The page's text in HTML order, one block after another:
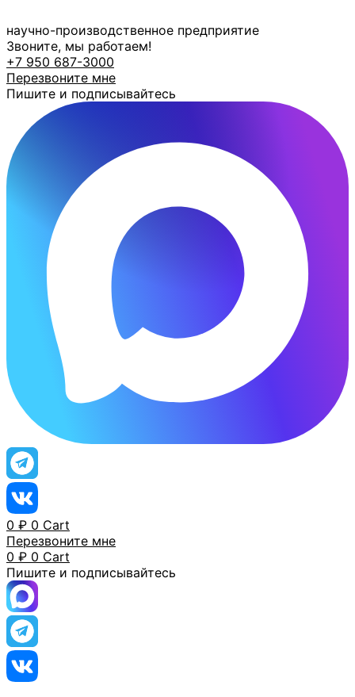
к
содержимому
научно-производственное предприятие
Звоните, мы работаем!
+7 950 687-3000
Перезвоните мне
Пишите и подписывайтесь
0 ₽ 0 Cart
Перезвоните мне
0 ₽ 0 Cart
Пишите и подписывайтесь